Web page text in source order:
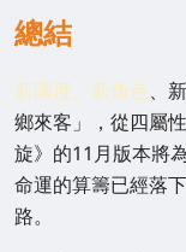
總結
新國度、新角色、
鄉來客」，從四屬
旋》的11月版本將
命運的算籌已經落
路。